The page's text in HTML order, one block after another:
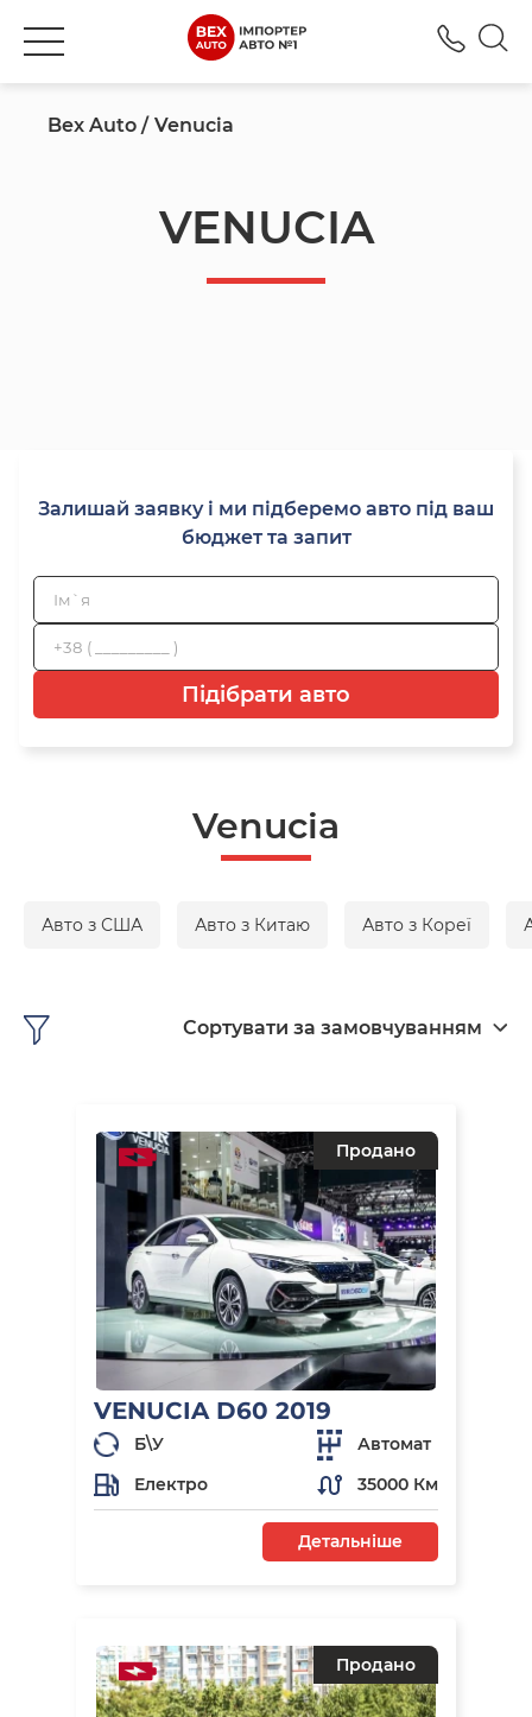
Bex Auto Venucia
VENUCIA
Залишай заявку і ми підберемо авто під ваш
бюджет та запит
Підібрати авто
Venucia
Авто з США Авто з Китаю Авто з Кореї
Сортувати за замовчуванням
Продано
VENUCIA D60 2019
Б\У
Автомат
Електро
35000 Км
Детальніше
Продано